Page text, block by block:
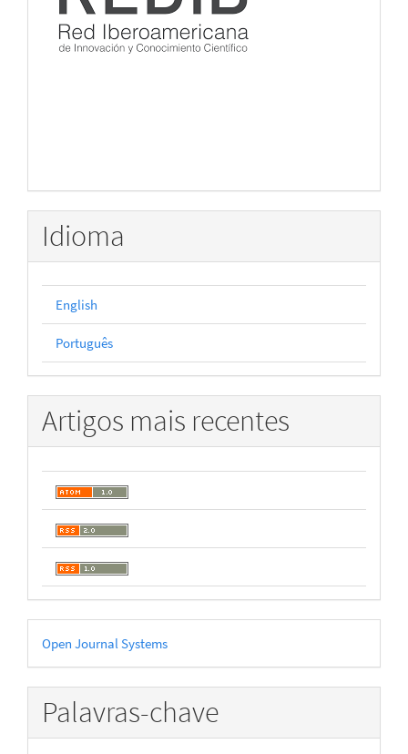
Idioma
English
Português
Artigos mais recentes
Desenvolvido
por
Open Journal Systems
Palavras-chave